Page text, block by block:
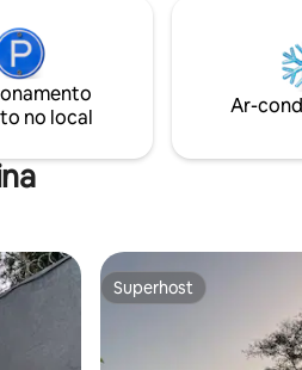
padaria, farmácia,
,supermercado e
comodidade pra quem
prefere deixa_lo em
no local
Ar-
Superhost
Superhost